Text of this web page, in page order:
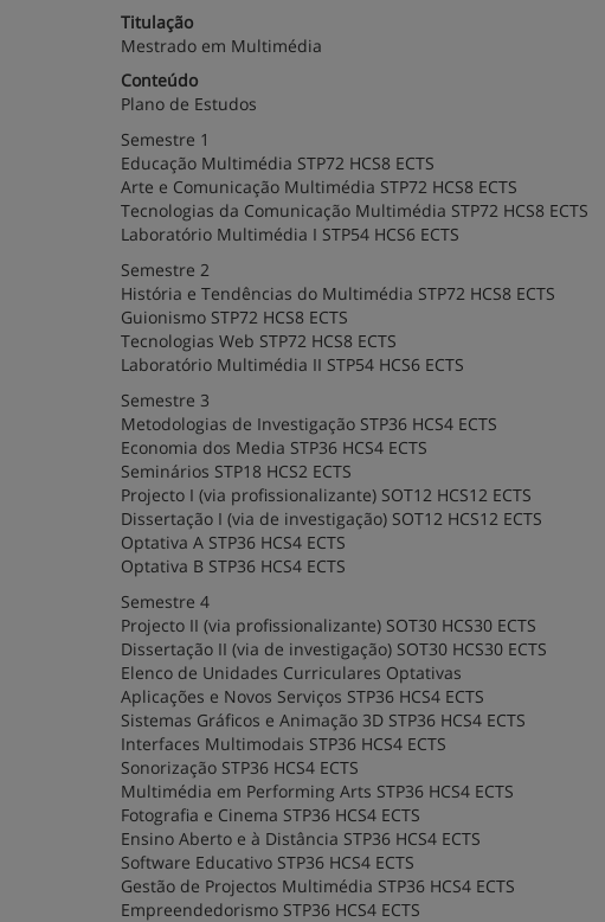
Titulação
Mestrado em Multimédia
Conteúdo
Plano de Estudos
Semestre 1
Educação Multimédia STP72 HCS8 ECTS
Arte e Comunicação Multimédia STP72 HCS8 ECTS
Tecnologias da Comunicação Multimédia STP72 HCS8 ECTS
Laboratório Multimédia I STP54 HCS6 ECTS
Semestre 2
História e Tendências do Multimédia STP72 HCS8 ECTS
Guionismo STP72 HCS8 ECTS
Tecnologias Web STP72 HCS8 ECTS
Laboratório Multimédia II STP54 HCS6 ECTS
Semestre 3
Metodologias de Investigação STP36 HCS4 ECTS
Economia dos Media STP36 HCS4 ECTS
Seminários STP18 HCS2 ECTS
Projecto I (via profissionalizante) SOT12 HCS12 ECTS
Dissertação I (via de investigação) SOT12 HCS12 ECTS
Optativa A STP36 HCS4 ECTS
Optativa B STP36 HCS4 ECTS
Semestre 4
Projecto II (via profissionalizante) SOT30 HCS30 ECTS
Dissertação II (via de investigação) SOT30 HCS30 ECTS
Elenco de Unidades Curriculares Optativas
Aplicações e Novos Serviços STP36 HCS4 ECTS
Sistemas Gráficos e Animação 3D STP36 HCS4 ECTS
Interfaces Multimodais STP36 HCS4 ECTS
Sonorização STP36 HCS4 ECTS
Multimédia em Performing Arts STP36 HCS4 ECTS
Fotografia e Cinema STP36 HCS4 ECTS
Ensino Aberto e à Distância STP36 HCS4 ECTS
Software Educativo STP36 HCS4 ECTS
Gestão de Projectos Multimédia STP36 HCS4 ECTS
Empreendedorismo STP36 HCS4 ECTS